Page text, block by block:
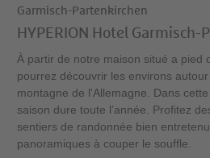
Garmisch-Partenkirchen
HYPERION Hotel
À partir de notre maison situé a pied
pourrez découvrir les environs
montagne de l'Allemagne. Dans
saison dure toute l’année. Profitez
sentiers de randonnée bien
panoramiques à couper le souffle.